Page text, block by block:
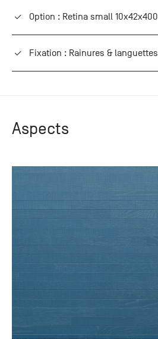
Option : Retina small 10x42x400
Fixation : Rainures & languettes
Aspects